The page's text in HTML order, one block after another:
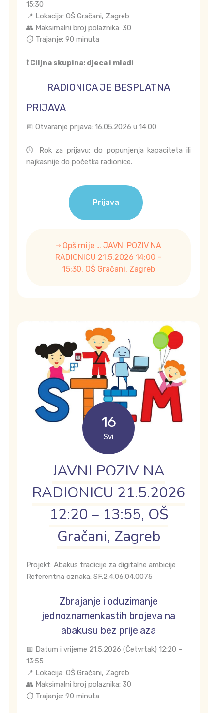
15:30
📍 Lokacija: OŠ Gračani, Zagreb
👥 Maksimalni broj polaznika: 30
⏱️ Trajanje: 90 minuta
❗ Ciljna skupina: djeca i mladi
RADIONICA JE BESPLATNA
PRIJAVA
📅 Otvaranje prijava: 16.05.2026 u 14:00
🕒 Rok za prijavu: do popunjenja kapaciteta ili
najkasnije do početka radionice.
Prijava
Opširnije … JAVNI POZIV NA
RADIONICU 21.5.2026 14:00 –
15:30, OŠ Gračani, Zagreb
16
Svi
JAVNI POZIV NA
RADIONICU 21.5.2026
12:20 – 13:55, OŠ
Gračani, Zagreb
Projekt: Abakus tradicije za digitalne ambicije
Referentna oznaka: SF.2.4.06.04.0075
Zbrajanje i oduzimanje
jednoznamenkastih brojeva na
abakusu bez prijelaza
📅 Datum i vrijeme 21.5.2026 (Četvrtak) 12:20 –
13:55
📍 Lokacija: OŠ Gračani, Zagreb
👥 Maksimalni broj polaznika: 30
⏱️ Trajanje: 90 minuta